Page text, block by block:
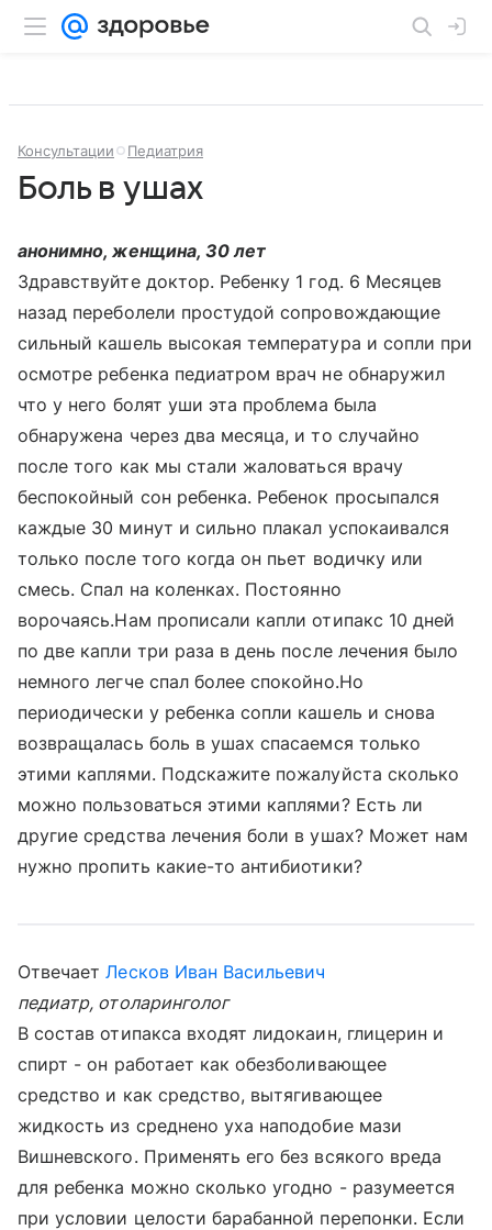
Консультации Педиатрия
Боль в ушах
анонимно, женщина, 30 лет
Здравствуйте доктор. Ребенку 1 год. 6 Месяцев
назад переболели простудой сопровождающие
сильный кашель высокая температура и сопли при
осмотре ребенка педиатром врач не обнаружил
что у него болят уши эта проблема была
обнаружена через два месяца, и то случайно
после того как мы стали жаловаться врачу
беспокойный сон ребенка. Ребенок просыпался
каждые 30 минут и сильно плакал успокаивался
только после того когда он пьет водичку или
смесь. Спал на коленках. Постоянно
ворочаясь.Нам прописали капли отипакс 10 дней
по две капли три раза в день после лечения было
немного легче спал более спокойно.Но
периодически у ребенка сопли кашель и снова
возвращалась боль в ушах спасаемся только
этими каплями. Подскажите пожалуйста сколько
можно пользоваться этими каплями? Есть ли
другие средства лечения боли в ушах? Может нам
нужно пропить какие-то антибиотики?
ОтвечаетЛесков Иван Васильевич
педиатр, отоларинголог
В состав отипакса входят лидокаин, глицерин и
спирт - он работает как обезболивающее
средство и как средство, вытягивающее
жидкость из среднено уха наподобие мази
Вишневского. Применять его без всякого вреда
для ребенка можно сколько угодно - разумеется
при условии целости барабанной перепонки. Если